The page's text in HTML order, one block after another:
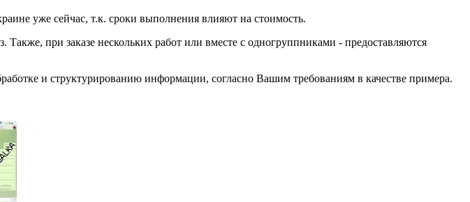
уже сейчас, т.к. сроки выполнения влияют на стоимость.
при заказе нескольких работ или вместе с одногруппниками - предоставляются
и структурированию информации, согласно Вашим требованиям в качестве примера.